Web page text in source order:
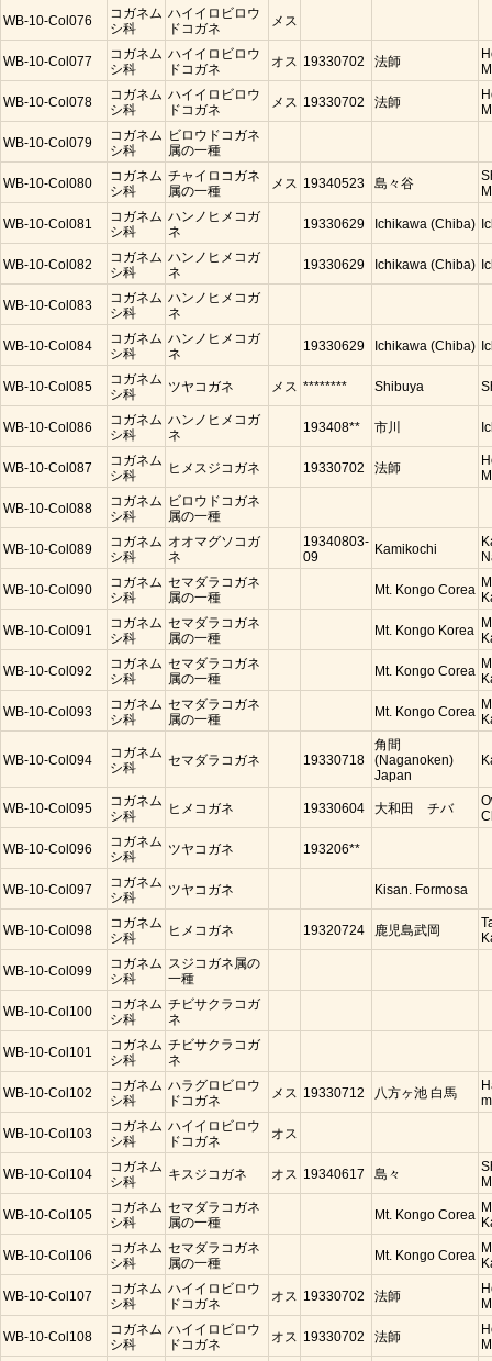
WB-10-Col076
コガネム
シ科
ハイイロビロウ
ドコガネ
メス
WB-10-Col077
コガネム
シ科
ハイイロビロウ
ドコガネ
オス 19330702 法師
WB-10-Col078
コガネム
シ科
ハイイロビロウ
ドコガネ
メス 19330702 法師
WB-10-Col079
コガネム
シ科
ビロウドコガネ
属の一種
WB-10-Col080
コガネム
シ科
チャイロコガネ
属の一種
メス 19340523 島々谷
WB-10-Col081
コガネム
シ科
ハンノヒメコガ
ネ
19330629 Ichikawa (Chiba)
WB-10-Col082
コガネム
シ科
ハンノヒメコガ
ネ
19330629 Ichikawa (Chiba)
WB-10-Col083
コガネム
シ科
ハンノヒメコガ
ネ
WB-10-Col084
コガネム
シ科
ハンノヒメコガ
ネ
19330629 Ichikawa (Chiba)
WB-10-Col085
コガネム
シ科
ツヤコガネ メス ******** Shibuya
WB-10-Col086
コガネム
シ科
ハンノヒメコガ
ネ
193408** 市川
WB-10-Col087
コガネム
シ科
ヒメスジコガネ 19330702 法師
WB-10-Col088
コガネム
シ科
ビロウドコガネ
属の一種
WB-10-Col089
コガネム
シ科
オオマグソコガ
ネ
19340803-
09
Kamikochi
WB-10-Col090
コガネム
シ科
セマダラコガネ
属の一種
Mt. Kongo Corea
WB-10-Col091
コガネム
シ科
セマダラコガネ
属の一種
Mt. Kongo Korea
WB-10-Col092
コガネム
シ科
セマダラコガネ
属の一種
Mt. Kongo Corea
WB-10-Col093
コガネム
シ科
セマダラコガネ
属の一種
Mt. Kongo Corea
WB-10-Col094
コガネム
シ科
セマダラコガネ 19330718
角間
(Naganoken)
Japan
WB-10-Col095
コガネム
シ科
ヒメコガネ 19330604 大和田 チバ
WB-10-Col096
コガネム
シ科
ツヤコガネ 193206**
WB-10-Col097
コガネム
シ科
ツヤコガネ Kisan. Formosa
WB-10-Col098
コガネム
シ科
ヒメコガネ 19320724 鹿児島武岡
WB-10-Col099
コガネム
シ科
スジコガネ属の
一種
WB-10-Col100
コガネム
シ科
チビサクラコガ
ネ
WB-10-Col101
コガネム
シ科
チビサクラコガ
ネ
WB-10-Col102
コガネム
シ科
ハラグロビロウ
ドコガネ
メス 19330712 八方ヶ池 白馬
WB-10-Col103
コガネム
シ科
ハイイロビロウ
ドコガネ
オス
WB-10-Col104
コガネム
シ科
キスジコガネ オス 19340617 島々
WB-10-Col105
コガネム
シ科
セマダラコガネ
属の一種
Mt. Kongo Corea
WB-10-Col106
コガネム
シ科
セマダラコガネ
属の一種
Mt. Kongo Corea
WB-10-Col107
コガネム
シ科
ハイイロビロウ
ドコガネ
オス 19330702 法師
WB-10-Col108
コガネム
シ科
ハイイロビロウ
ドコガネ
オス 19330702 法師